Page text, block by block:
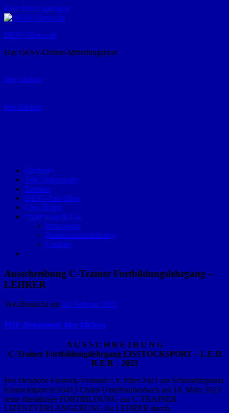
Zum Inhalt springen
DESV-News.de
Das DESV-Online-Mitteilungsblatt
hier klicken
hier klicken
Startseite
Alle Dokumente
Termine
DESV-Fan-Shop
Live-Ticker
Impressum & Co.
Impressum
Datenschutzerklärung
Cookies
Ausschreibung C-Trainer Fortbildungslehrgang –
LEHRER
Veröffentlicht am 10. Februar 2023
PDF-Dokument: hier klicken
A U S S C H R E I B U N G
C-Trainer Fortbildungslehrgang EISSTOCKSPORT – L E H
R E R – 2023
Der Deutsche Eisstock-Verband e.V. führt 2023 am Schulstützpunkt
Eisstocksport in 93413 Cham-Untertraubenbach am 18. März 2023
seine diesjährige FORTBILDUNG zur C-TRAINER
LIZENZVERLÄNGERUNG für LEHRER durch.